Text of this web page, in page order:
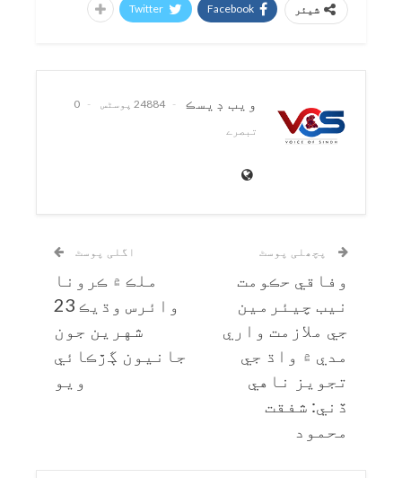
شیئر Facebook
Twitter
ويب ڊيسڪ 24884 پوسٹس
0
تبصرے
پچھلی پوسٹ
وفاقي حڪومت
نيب چيئرمين
جي ملازمت واري
مدي ۾ واڌ جي
تجويز ناهي
ڏني: شفقت
محمود
اگلی پوسٹ
ملڪ ۾ ڪرونا
وائرس وڌيڪ 23
شهرين جون
جانيون ڳڙڪائي
ويو